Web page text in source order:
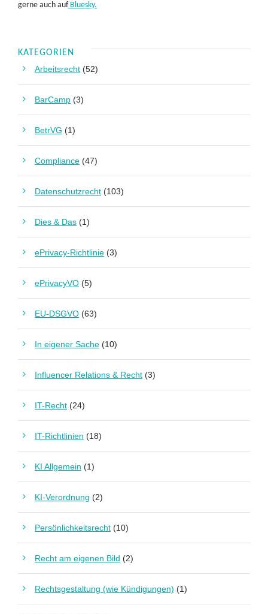
gerne auch aufBluesky.
KATEGORIEN
Arbeitsrecht (52)
BarCamp (3)
BetrVG (1)
Compliance (47)
Datenschutzrecht (103)
Dies & Das (1)
ePrivacy-Richtlinie (3)
ePrivacyVO (5)
EU-DSGVO (63)
In eigener Sache (10)
Influencer Relations & Recht (3)
IT-Recht (24)
IT-Richtlinien (18)
KI Allgemein (1)
KI-Verordnung (2)
Persönlichkeitsrecht (10)
Recht am eigenen Bild (2)
Rechtsgestaltung (wie Kündigungen) (1)